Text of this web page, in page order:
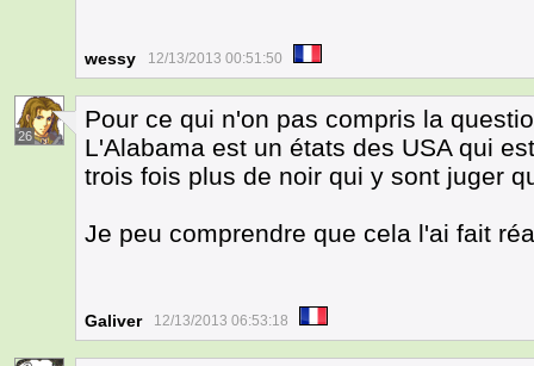
wessy 12/13/2013 00:51:50
26
Pour ce qui n'on pas compris la
L'Alabama est un états des USA qui
trois fois plus de noir qui y sont juger
Je peu comprendre que cela l'ai fait
Galiver 12/13/2013 06:53:18